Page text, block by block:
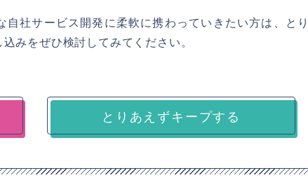
自社サービス開発に柔軟に携わっていきたい方は、と
みをぜひ検討してみてください。
とりあえずキープする